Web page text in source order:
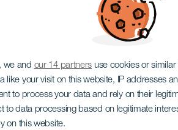
we and our 14 partners use cookies or
like your visit on this website, IP addresses
to process your data and rely on their
to data processing based on legitimate
on this website.